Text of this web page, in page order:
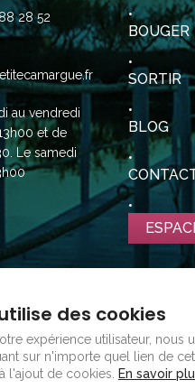
28 52
au vendredi
et de
Le samedi
BOUGER
SORTIR
BLOG
des cookies
expérience utilisateur, nous
sur n'importe quel lien de
l'ajout de cookies.
En savoir